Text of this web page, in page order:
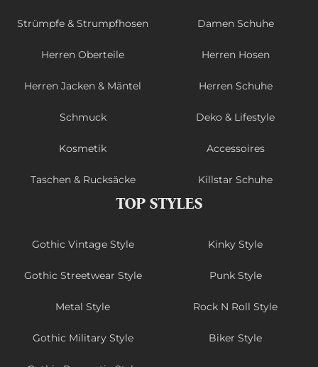
Strümpfe & Strumpfhosen Damen Schuhe
Herren Oberteile Herren Hosen
Herren Jacken & Mäntel Herren Schuhe
Schmuck Deko & Lifestyle
Kosmetik Accessoires
Taschen & Rucksäcke Killstar Schuhe
TOP STYLES
Gothic Vintage Style Kinky Style
Gothic Streetwear Style Punk Style
Metal Style Rock N Roll Style
Gothic Military Style Biker Style